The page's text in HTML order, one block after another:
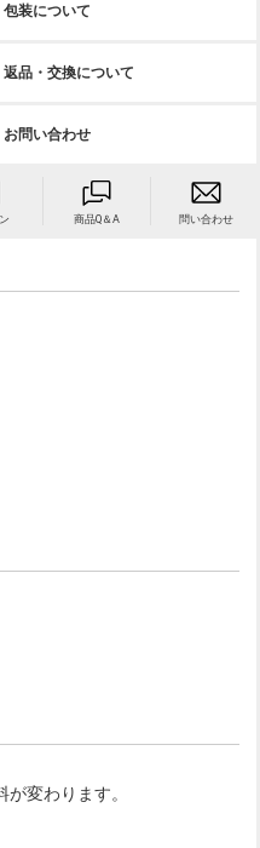
包装について
返品・交換について
お問い合わせ
商品Q＆A 問い合わせ
変わります。